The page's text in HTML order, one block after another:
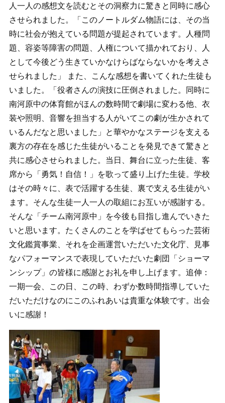
人一人の感想文を読むとその洞察力に驚きと同時に感心
させられました。「このノートルダム物語には、その当
時に社会が抱えている問題が提起されています。人種問
題、容姿等障害の問題、人権について描かれており、人
として今後どう生きていかなけらばならないかを考えさ
せられました」 また、こんな感想を書いてくれた生徒も
いました。「役者さんの演技に圧倒されました。同時に
南河原中の体育館がほんの数時間で劇場に変わる他、衣
装や照明、音響を担当する人がいてこの劇が生かされて
いるんだなと思いました」と華やかなステージを支える
裏方の存在を感じた生徒がいることを発見できて驚きと
共に感心させられました。当日、舞台に立った生徒、客
席から「勇気！自信！」を歌って盛り上げた生徒。学校
はその時々に、表で活躍する生徒、裏で支える生徒がい
ます。そんな生徒一人一人の取組にお互いが感謝する。
そんな「チーム南河原中」を今後も目指し進んでいきた
いと思います。たくさんのことを学ばせてもらった芸術
文化鑑賞事業、それを企画運営いただいた文化庁、見事
なパフォーマンスで表現していただいた劇団「ショーマ
ンシップ」の皆様に感謝とお礼を申し上げます。追伸：
一期一会、この日、この時、わずか数時間指導していた
だいただけなのにこのふれあいは貴重な体験です。出会
いに感謝！